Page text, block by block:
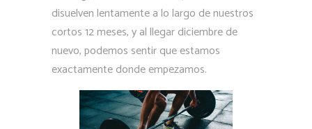
disuelven lentamente a lo largo de nuestros
cortos 12 meses, y al llegar diciembre de
nuevo, podemos sentir que estamos
exactamente donde empezamos.